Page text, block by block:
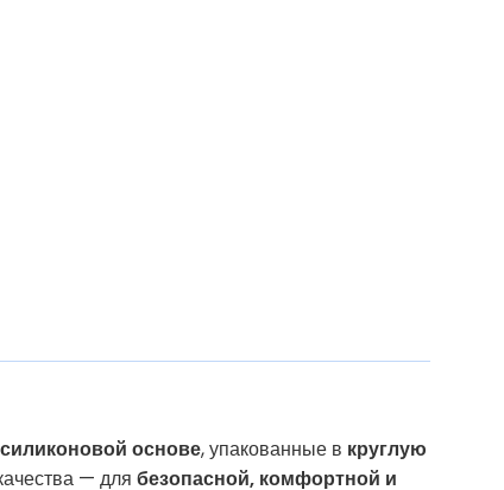
основе, упакованные в круглую
— длябезопасной, комфортной и